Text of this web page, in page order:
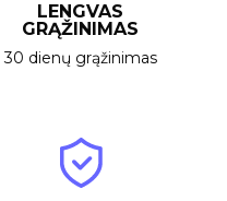
LENGVAS
GRĄŽINIMAS
30 dienų grąžinimas